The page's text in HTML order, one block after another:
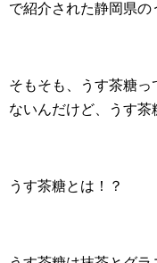
で紹介された静岡県の
そもそも、うす茶糖っ
ないんだけど、うす茶
うす茶糖とは！？